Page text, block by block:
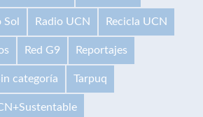
Sol Radio UCN Recicla UCN
Red G9 Reportajes
categoría Tarpuq